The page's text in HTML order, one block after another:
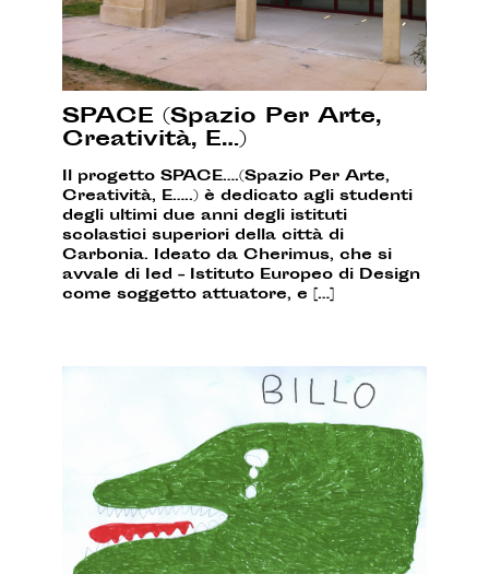
SPACE (Spazio Per Arte,
Creatività, E…)
Il progetto SPACE….(Spazio Per Arte,
Creatività, E…..) è dedicato agli studenti
degli ultimi due anni degli istituti
scolastici superiori della città di
Carbonia. Ideato da Cherimus, che si
avvale di Ied – Istituto Europeo di Design
come soggetto attuatore, e […]